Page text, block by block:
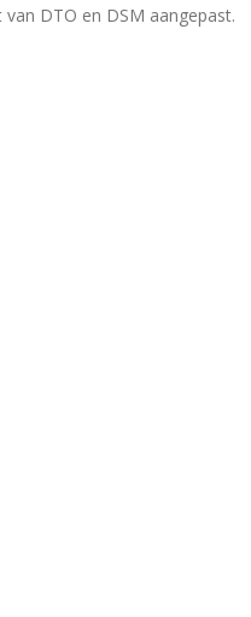
DTO en DSM aangepast.